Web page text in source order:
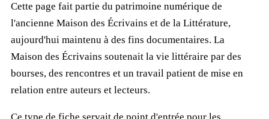
Cette page fait partie du patrimoine numérique de
l'ancienne Maison des Écrivains et de la Littérature,
aujourd'hui maintenu à des fins documentaires. La
Maison des Écrivains soutenait la vie littéraire par des
bourses, des rencontres et un travail patient de mise en
relation entre auteurs et lecteurs.